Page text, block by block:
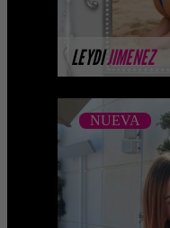
LEYDIJIMENEZ
NUEVA
JENNIFER
CATALAGO